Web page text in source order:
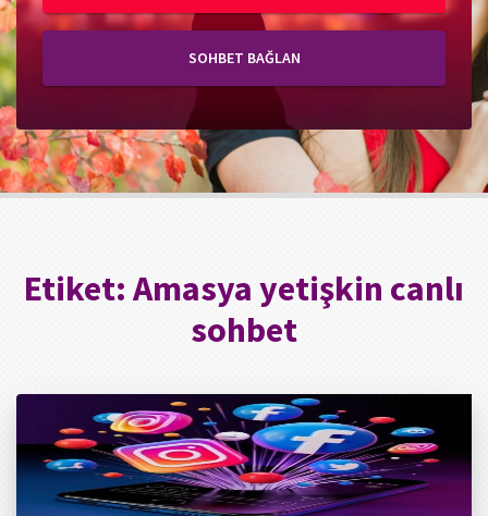
SOHBET BAĞLAN
Etiket: Amasya yetişkin canlı
sohbet